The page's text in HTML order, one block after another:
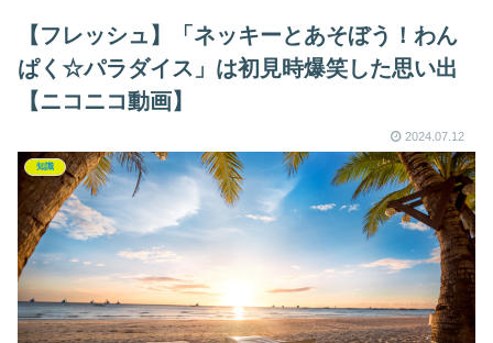
【フレッシュ】「ネッキーとあそぼう！わん
ぱく☆パラダイス」は初見時爆笑した思い出
【ニコニコ動画】
2024.07.12
知識